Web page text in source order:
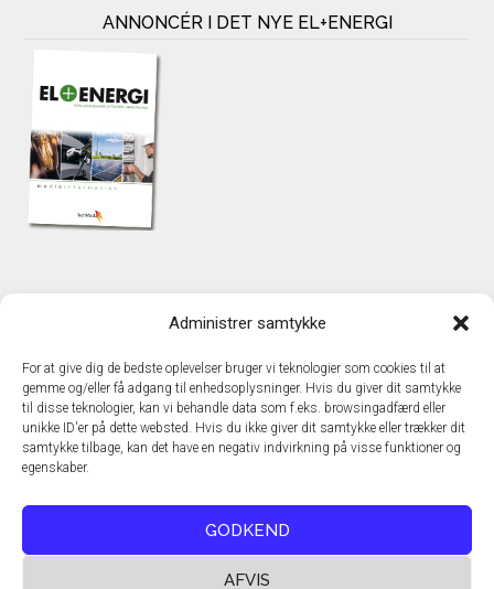
Administrer samtykke
For at give dig de bedste oplevelser bruger vi teknologier som cookies til at
gemme og/eller få adgang til enhedsoplysninger. Hvis du giver dit samtykke
til disse teknologier, kan vi behandle data som f.eks. browsingadfærd eller
unikke ID'er på dette websted. Hvis du ikke giver dit samtykke eller trækker dit
samtykke tilbage, kan det have en negativ indvirkning på visse funktioner og
egenskaber.
GODKEND
AFVIS
ANNONCÉR I DET NYE EL+ENERGI
TechMedia A/S
DK – 2600 Glostrup
www.techmedia.dk
Telefon: +45 43 24 26 28
E-mail:info@techmedia.dk